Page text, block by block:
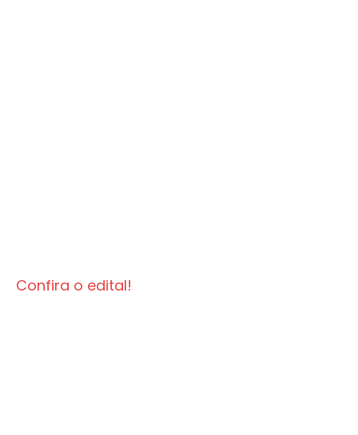
Confira o edital!